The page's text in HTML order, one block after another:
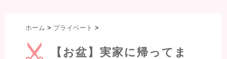
ホーム > プライベート >
【お盆】実家に帰ってま